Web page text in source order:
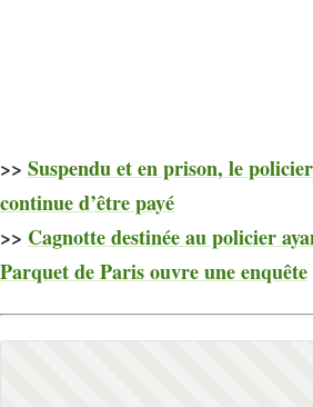
>> Suspendu et en prison, le
continue d’être payé
>> Cagnotte destinée au policier
Parquet de Paris ouvre une enquête